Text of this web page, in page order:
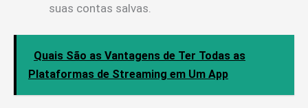
suas contas salvas.
Quais São as Vantagens de Ter Todas as
Plataformas de Streaming em Um App